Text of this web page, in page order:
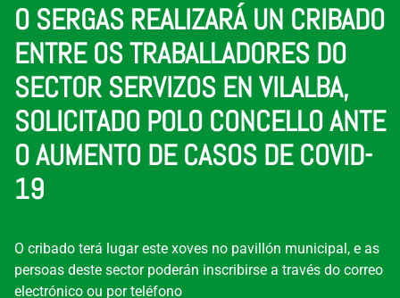
O SERGAS REALIZARÁ UN CRIBADO
ENTRE OS TRABALLADORES DO
SECTOR SERVIZOS EN VILALBA,
SOLICITADO POLO CONCELLO ANTE
O AUMENTO DE CASOS DE COVID-
19
O cribado terá lugar este xoves no pavillón municipal, e as
persoas deste sector poderán inscribirse a través do correo
electrónico ou por teléfono